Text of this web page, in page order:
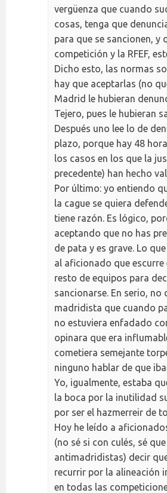
vergüenza que cuando
cosas, tenga que
para que se sancionen, y
competición y la RFEF,
Dicho esto, las normas
hay que aceptarlas (no
Madrid le hubieran
Tejero, pues le hubieran
Después uno lee lo de
plazo, porque hay 48
los casos en los que la
precedente) han hecho
Por último: yo entiendo
la cague se quiera
tiene razón. Es lógico,
aceptando que no has
de pata y es grave. Lo
al aficionado que escurre
resto de equipos para
sancionarse. En serio, no
madridista que cuando
no estuviera enfadado
opinara que era
cometiera semejante
ninguno hablar de que
Yo, igualmente, estaba
la boca por la inutilidad
por ser el hazmerreir de
Hoy he leído a
(no sé si con culés, sé
antimadridistas) decir
recurrir por la alineación
en todas las